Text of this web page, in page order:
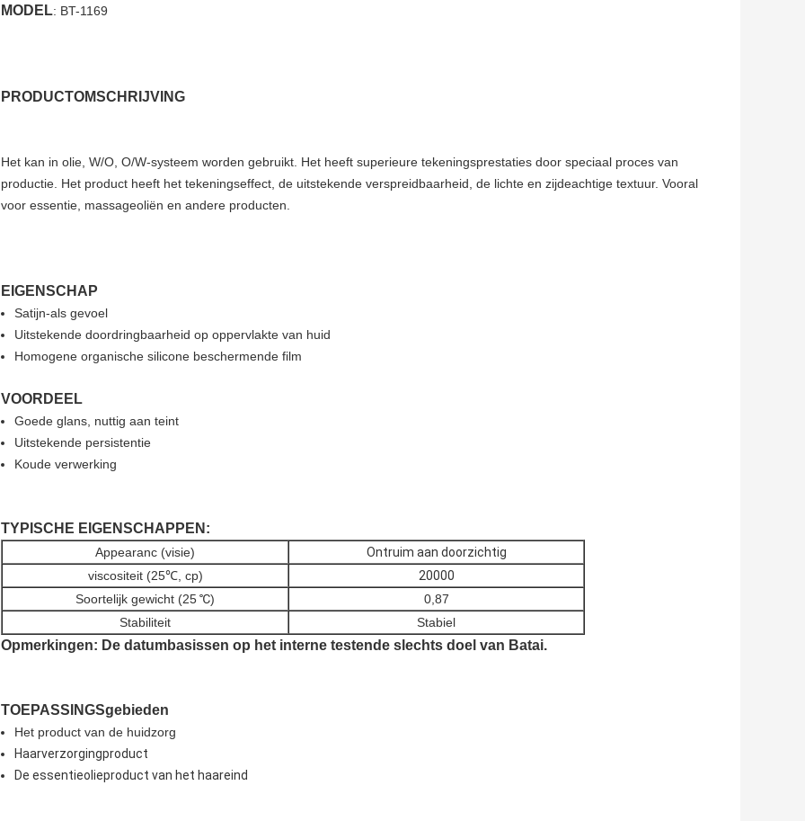
MODEL: BT-1169
PRODUCTOMSCHRIJVING
Het kan in olie, W/O, O/W-systeem worden gebruikt. Het heeft superieure tekeningsprestaties door speciaal proces van
productie. Het product heeft het tekeningseffect, de uitstekende verspreidbaarheid, de lichte en zijdeachtige textuur. Vooral
voor essentie, massageoliën en andere producten.
EIGENSCHAP
Satijn-als gevoel
Uitstekende doordringbaarheid op oppervlakte van huid
Homogene organische silicone beschermende film
VOORDEEL
Goede glans, nuttig aan teint
Uitstekende persistentie
Koude verwerking
TYPISCHE EIGENSCHAPPEN:
Appearanc (visie)
Ontruim aan doorzichtig
viscositeit (25℃, cp)
20000
Soortelijk gewicht (25℃)
0,87
Stabiliteit
Stabiel
Opmerkingen: De datumbasissen op het interne testende slechts doel van Batai.
TOEPASSINGSgebieden
Het product van de huidzorg
Haarverzorgingproduct
De essentieolieproduct van het haareind